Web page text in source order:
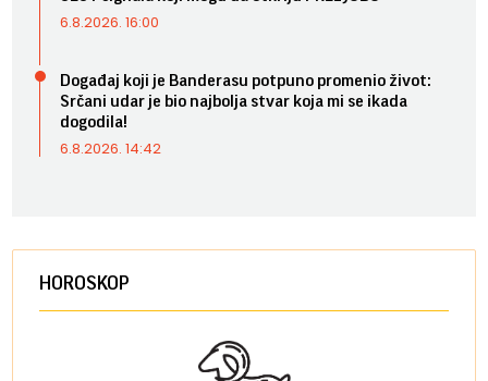
6.8.2026. 16:00
Događaj koji je Banderasu potpuno promenio život:
Srčani udar je bio najbolja stvar koja mi se ikada
dogodila!
6.8.2026. 14:42
HOROSKOP